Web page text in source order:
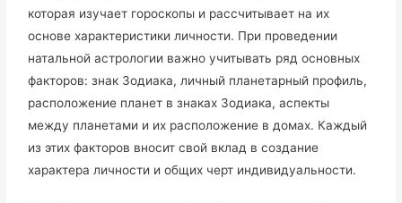
которая изучает гороскопы и рассчитывает на их
основе характеристики личности. При проведении
натальной астрологии важно учитывать ряд основных
факторов: знак Зодиака, личный планетарный профиль,
расположение планет в знаках Зодиака, аспекты
между планетами и их расположение в домах. Каждый
из этих факторов вносит свой вклад в создание
характера личности и общих черт индивидуальности.